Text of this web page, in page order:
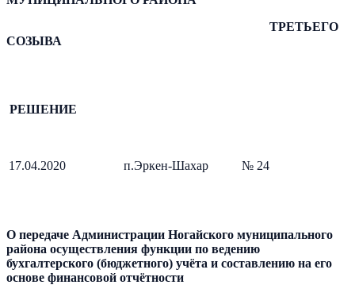
ТРЕТЬЕГО
СОЗЫВА
РЕШЕНИЕ
17.04.2020 п.Эркен-Шахар № 24
О передаче Администрации Ногайского муниципального
района осуществления функции по ведению
бухгалтерского (бюджетного) учёта и составлению на его
основе финансовой отчётности